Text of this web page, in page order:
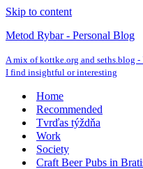
Skip to content
Metod Rybar - Personal Blog
A mix of kottke.org and seths.blog -
I find insightful or interesting
Home
Recommended
Tvrďas týždňa
Work
Society
Craft Beer Pubs in